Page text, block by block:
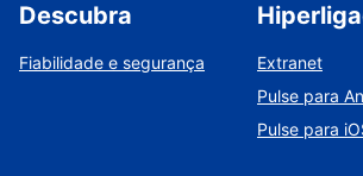
Descubra
Fiabilidade e segurança
Extranet
Pulse para
Pulse para